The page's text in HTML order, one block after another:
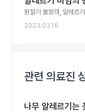
환절기 불청객, 알레르
2023.03.16
관련 의료진
나무 알레르기는